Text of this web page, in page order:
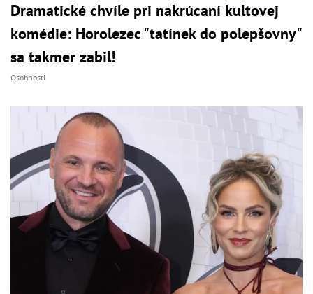
Dramatické chvíle pri nakrúcaní kultovej
komédie: Horolezec "tatínek do polepšovny"
sa takmer zabil!
Osobnosti